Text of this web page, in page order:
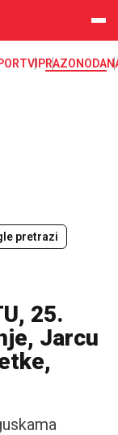
VIPRAZONODA
pretrazi
25.
Jarcu